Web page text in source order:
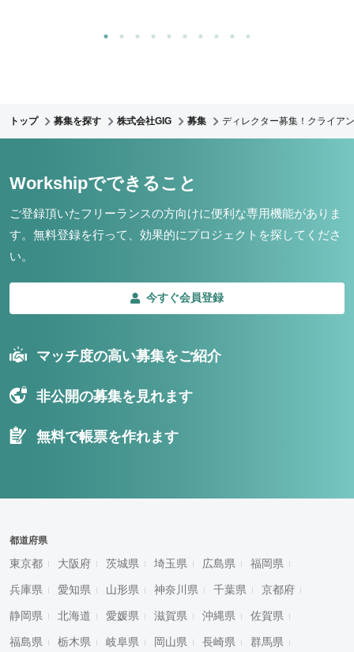
トップ 募集を探す 株式会社GIG 募集 ディレクター募集！クライア
Workshipでできること
ご登録頂いたフリーランスの方向けに便利な専用機能がありま
す。 無料登録を行って、効果的にプロジェクトを探してくださ
い。
今すぐ会員登録
マッチ度の高い募集をご紹介
非公開の募集を見れます
無料で帳票を作れます
都道府県
東京都 大阪府 茨城県 埼玉県 広島県 福岡県
兵庫県 愛知県 山形県 神奈川県 千葉県 京都府
静岡県 北海道 愛媛県 滋賀県 沖縄県 佐賀県
福島県 栃木県 岐阜県 岡山県 長崎県 群馬県